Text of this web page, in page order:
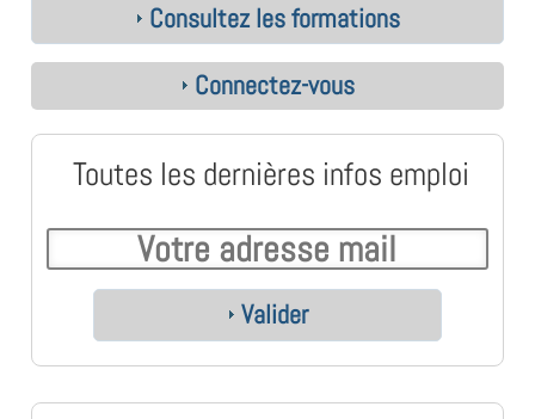
Consultez les formations
Connectez-vous
Toutes les dernières infos emploi
Valider